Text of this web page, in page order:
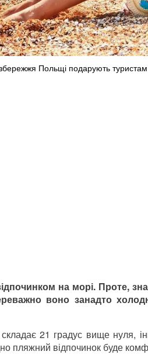
Польщі подарують
на морі. Проте,
воно занадто
21 градус вище нуля,
пляжний відпочинок буде